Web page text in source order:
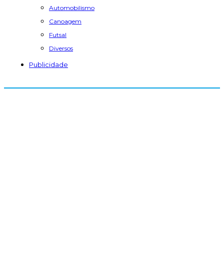
Automobilismo
Canoagem
Futsal
Diversos
Publicidade